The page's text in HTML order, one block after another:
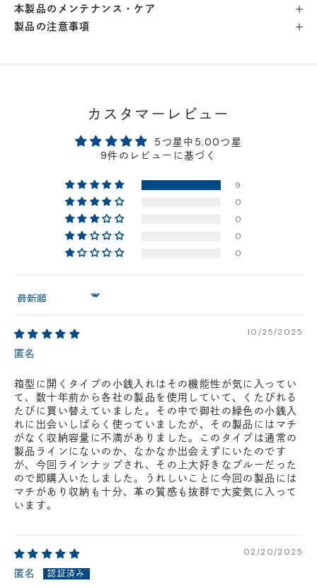
横浜店- 在庫 -
軽井澤工房店- 在庫 -×
- 在庫 - △
- 在庫 -△
- 在庫 -△
- 在庫 -×
福岡店- 在庫 -△
店舗に在庫がある場合、お支払金額が合計300,000
円(税込)以下の場合、代引きでのご配送も可能です。
新製品については販売開始日より取扱いとなります。
※在庫ありの表示の際にも売り切れや他のお客様の取り置きの場合がご
ざいます。
※在庫状況は随時変動しているため、ご来店時に売り切れの場合がござ
います。
※新製品については、在庫表示が発売開始日までに変動する場合がござ
います。
最新の在庫状況については、ご利用店舗に直接お問い
合わせください。店舗一覧はこちら
本製品のメンテナンス・ケア
製品の注意事項
カスタマーレビュー
5つ星中5.00つ星
9件のレビューに基づく
9
0
0
0
0
Sort by
10/25/2025
匿名
箱型に開くタイプの小銭入れはその機能性が気に入ってい
て、数十年前から各社の製品を使用していて、くたびれる
たびに買い替えていました。その中で御社の緑色の小銭入
れに出会いしばらく使っていましたが、その製品にはマチ
がなく収納容量に不満がありました。このタイプは通常の
製品ラインにないのか、なかなか出会えずにいたのです
が、今回ラインナップされ、その上大好きなブルーだった
ので即購入いたしました。うれしいことに今回の製品には
マチがあり収納も十分、革の質感も抜群で大変気に入って
います。
02/20/2025
匿名